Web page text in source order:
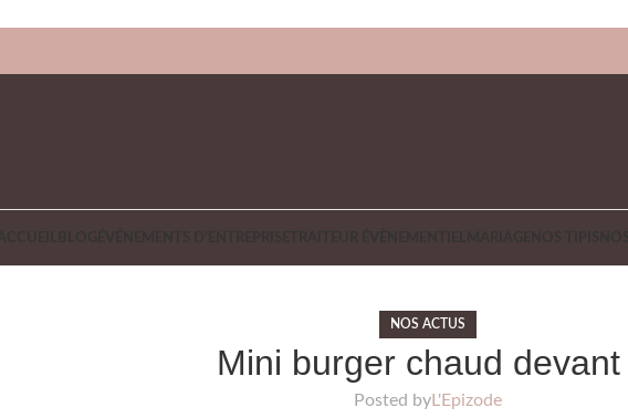
NOS ACTUS
Mini burger chaud devant
Posted byL'Epizode